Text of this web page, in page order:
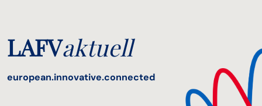
LAFVaktuell
european.innovative.connected